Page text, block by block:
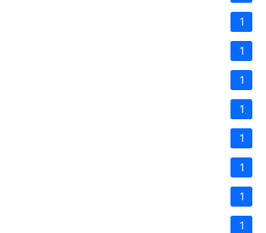
1
1
1
1
1
1
1
1